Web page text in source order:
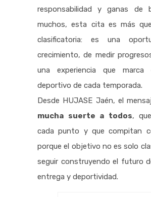
responsabilidad y ganas de
muchos, esta cita es más
clasificatoria: es una
crecimiento, de medir
una experiencia que marca
deportivo de cada temporada.
Desde HUJASE Jaén, el
mucha suerte a todos,
cada punto y que compitan
porque el objetivo no es solo
seguir construyendo el futuro
entrega y deportividad.